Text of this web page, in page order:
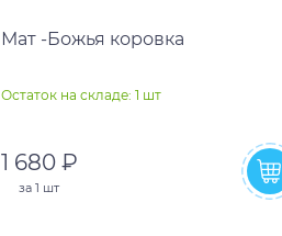
Мат -Божья коровка
Остаток на складе: 1 шт
1 680 ₽
за 1 шт